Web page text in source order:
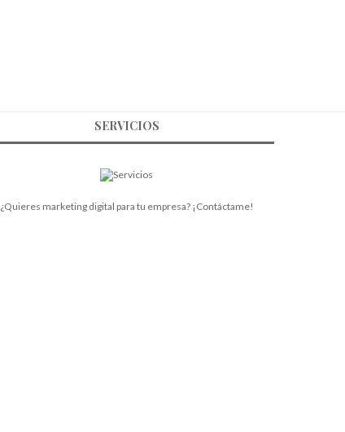
SERVICIOS
¿Quieres marketing digital para tu empresa? ¡Contáctame!